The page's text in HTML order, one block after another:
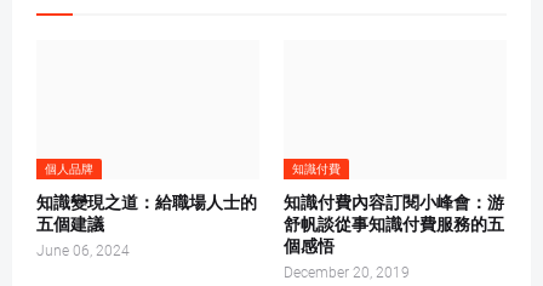
個人品牌
知識變現之道：給職場人士的
五個建議
June 06, 2024
知識付費
知識付費內容訂閱小峰會：游
舒帆談從事知識付費服務的五
個感悟
December 20, 2019